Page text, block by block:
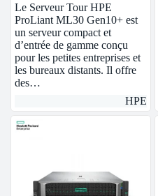
Le Serveur Tour HPE
ProLiant ML30 Gen10+ est
un serveur compact et
d’entrée de gamme conçu
pour les petites entreprises et
les bureaux distants. Il offre
des…
HPE